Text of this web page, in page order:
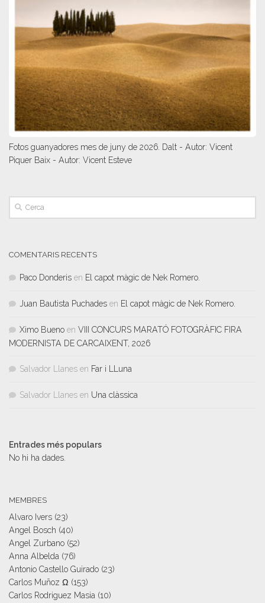
Fotos guanyadores mes de juny de 2026. Dalt - Autor: Vicent
Piquer Baix - Autor: Vicent Esteve
COMENTARIS RECENTS
Paco Donderis en El capot màgic de Nek Romero.
Juan Bautista Puchades en El capot màgic de Nek Romero.
Ximo Bueno en VIII CONCURS MARATÓ FOTOGRÀFIC FIRA
MODERNISTA DE CARCAIXENT, 2026
Salvador Llanes en Far i LLuna
Salvador Llanes en Una clàssica
Entrades més populars
No hi ha dades.
MEMBRES
Alvaro Ivers (23)
Angel Bosch (40)
Angel Zurbano (52)
Anna Albelda (76)
Antonio Castello Guirado (23)
Carlos Muñoz Ω (153)
Carlos Rodriguez Masia (10)